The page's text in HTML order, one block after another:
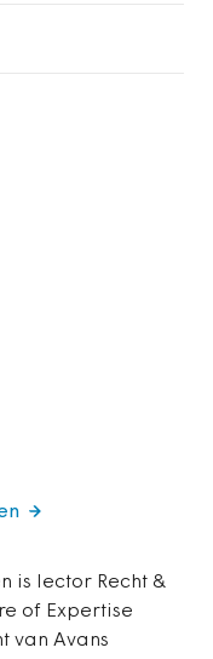
is lector Recht &
of Expertise
van Avans